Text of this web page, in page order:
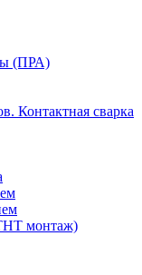
(ПРА)
Контактная сварка
монтаж)